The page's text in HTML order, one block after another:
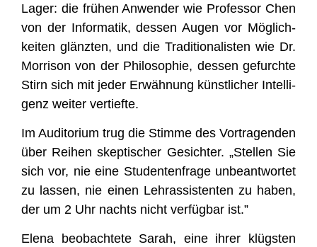
Lager: die frü­hen Anwen­der wie Pro­fes­sor Chen
von der Infor­ma­tik, des­sen Augen vor Mög­lich­
kei­ten glänz­ten, und die Tra­di­tio­na­lis­ten wie Dr.
Mor­ri­son von der Phi­lo­so­phie, des­sen gefurch­te
Stirn sich mit jeder Erwäh­nung künst­li­cher Intel­li­
genz wei­ter vertiefte.
Im Audi­to­ri­um trug die Stim­me des Vor­tra­gen­den
über Rei­hen skep­ti­scher Gesich­ter. „Stel­len Sie
sich vor, nie eine Stu­den­ten­fra­ge unbe­ant­wor­tet
zu las­sen, nie einen Lehr­as­sis­ten­ten zu haben,
der um 2 Uhr nachts nicht ver­füg­bar ist.”
Ele­na beob­ach­te­te Sarah, eine ihrer klügs­ten